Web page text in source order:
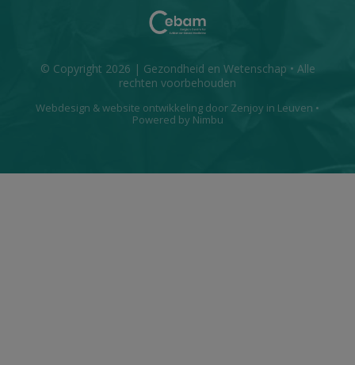
© Copyright 2026 | Gezondheid en Wetenschap • Alle
rechten voorbehouden
Webdesign &website ontwikkeling door Zenjoy in Leuven •
Powered by Nimbu